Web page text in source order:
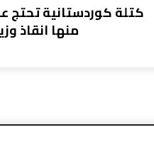
كتلة كوردستانية تحتج
منها انقاذ